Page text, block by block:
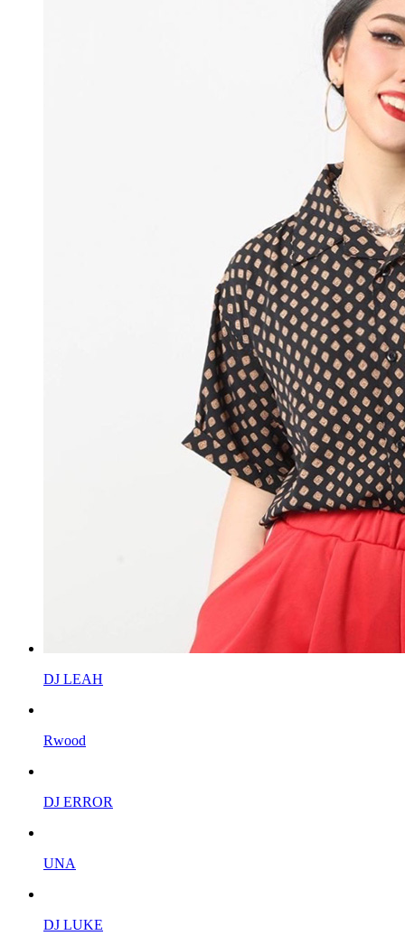
DJ LEAH
Rwood
DJ ERROR
UNA
DJ LUKE